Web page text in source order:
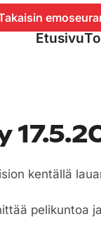
Etusivu
kentällä
pelikuntoa